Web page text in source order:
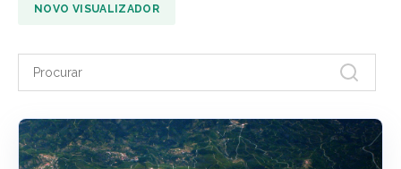
NOVO VISUALIZADOR